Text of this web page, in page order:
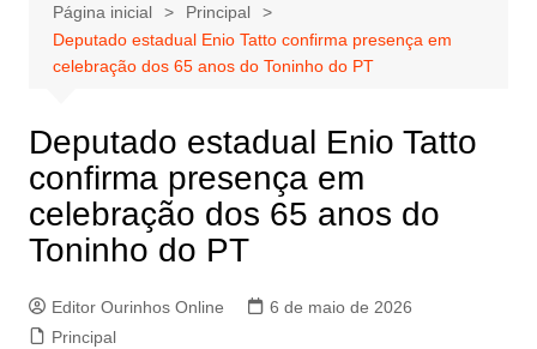
e
ú
d
Página inicial
Principal
Deputado estadual Enio Tatto confirma presença em
celebração dos 65 anos do Toninho do PT
Deputado estadual Enio Tatto
confirma presença em
celebração dos 65 anos do
Toninho do PT
Editor Ourinhos Online
6 de maio de 2026
Principal